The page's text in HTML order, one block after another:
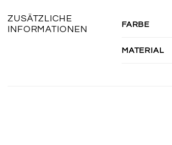
ZUSÄTZLICHE
INFORMATIONEN
FARBE
MATERIAL